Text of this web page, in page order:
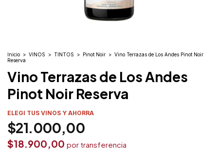
Inicio > VINOS > TINTOS > Pinot Noir > Vino Terrazas de Los Andes Pinot Noir
Reserva
Vino Terrazas de Los Andes
Pinot Noir Reserva
ELEGI TUS VINOS Y AHORRA
$21.000,00
$18.900,00